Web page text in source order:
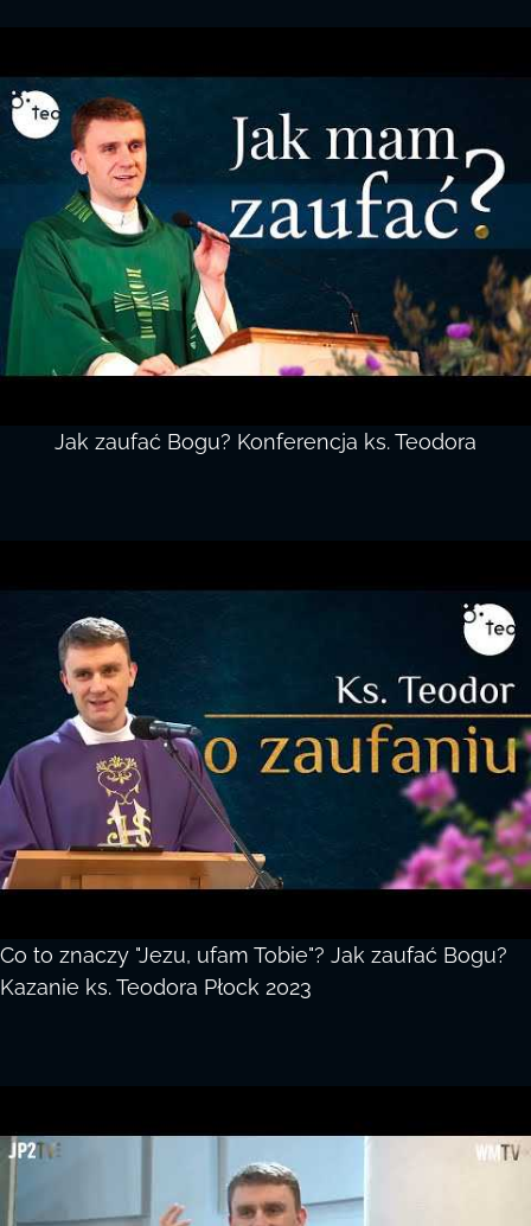
Jak zaufać Bogu? Konferencja ks. Teodora
Co to znaczy "Jezu, ufam Tobie"? Jak zaufać Bogu?
Kazanie ks. Teodora Płock 2023